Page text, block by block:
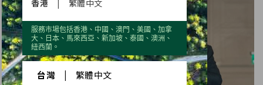
香港 | 繁體中文
服務市場包括香港、中國、澳門、美國、加拿
大、日本、馬來西亞、新加坡、泰國、澳洲、
紐西蘭。
台灣 | 繁體中文